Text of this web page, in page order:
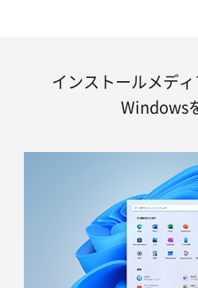
インストールメデ
Windows